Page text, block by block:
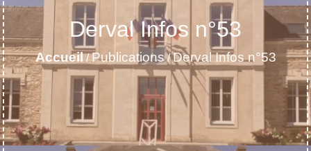
Derval Infos n°53
Accueil/Publications/Derval Infos n°53